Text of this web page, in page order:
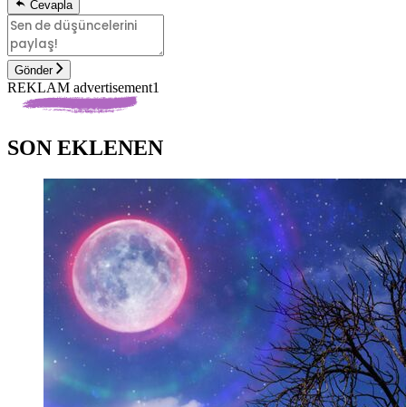
Cevapla
Gönder
REKLAM advertisement1
SON EKLENEN